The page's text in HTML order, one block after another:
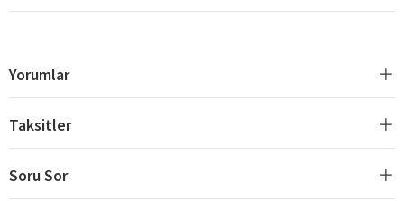
Yorumlar
Taksitler
Soru Sor